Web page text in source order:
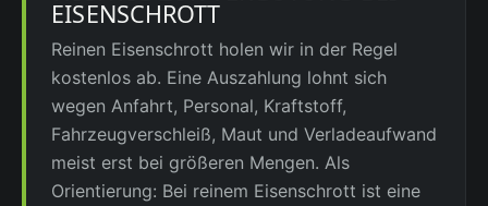
EISENSCHROTT
Reinen Eisenschrott holen wir in der Regel
kostenlos ab. Eine Auszahlung lohnt sich
wegen Anfahrt, Personal, Kraftstoff,
Fahrzeugverschleiß, Maut und Verladeaufwand
meist erst bei größeren Mengen. Als
Orientierung: Bei reinem Eisenschrott ist eine